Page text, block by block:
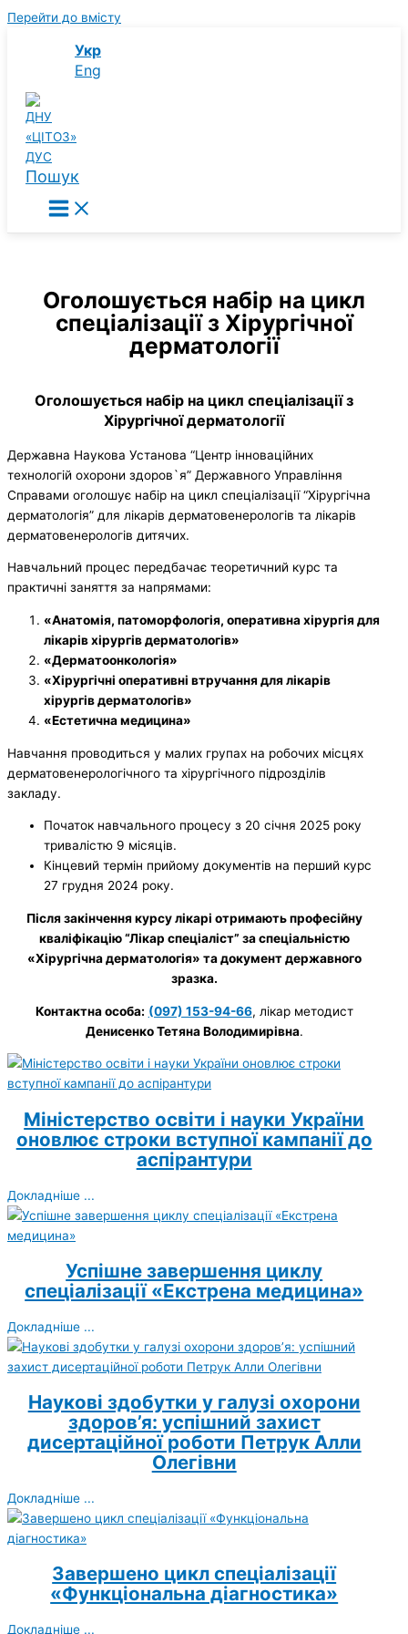
Перейти до вмісту
Укр
Eng
Пошук
Оголошується набір на цикл
спеціалізації з Хірургічної
дерматології
Оголошується набір на цикл спеціалізації з
Хірургічної дерматології
Державна Наукова Установа “Центр інноваційних
технологій охорони здоров`я” Державного Управління
Справами оголошує набір на цикл спеціалізації “Хірургічна
дерматологія” для лікарів дерматовенерологів та лікарів
дерматовенерологів дитячих.
Навчальний процес передбачає теоретичний курс та
практичні заняття за напрямами:
«Анатомія, патоморфологія, оперативна хірургія для
лікарів хірургів дерматологів»
«Дерматоонкологія»
«Хірургічні оперативні втручання для лікарів
хірургів дерматологів»
«Естетична медицина»
Навчання проводиться у малих групах на робочих місцях
дерматовенерологічного та хірургічного підрозділів
закладу.
Початок навчального процесу з 20 січня 2025 року
тривалістю 9 місяців.
Кінцевий термін прийому документів на перший курс
27 грудня 2024 року.
Після закінчення курсу лікарі отримають професійну
кваліфікацію “Лікар спеціаліст” за спеціальністю
«Хірургічна дерматологія» та документ державного
зразка.
Контактна особа: (097) 153-94-66, лікар методист
Денисенко Тетяна Володимирівна.
Міністерство освіти і науки України
оновлює строки вступної кампанії до
аспірантури
Докладніше ...
Успішне завершення циклу
спеціалізації «Екстрена медицина»
Докладніше ...
Наукові здобутки у галузі охорони
здоров’я: успішний захист
дисертаційної роботи Петрук Алли
Олегівни
Докладніше ...
Завершено цикл спеціалізації
«Функціональна діагностика»
Докладніше ...